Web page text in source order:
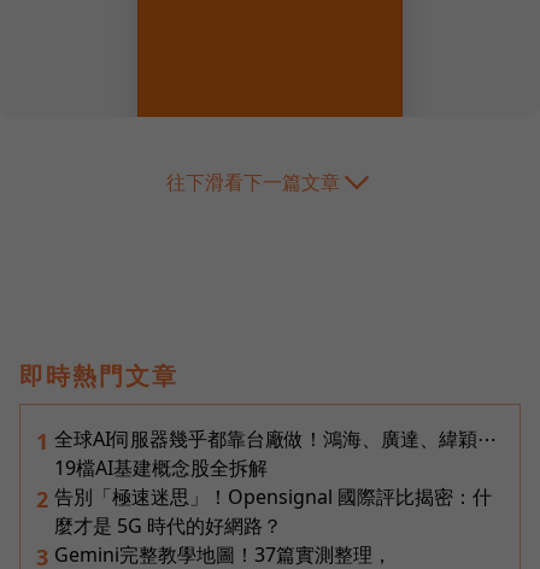
往下滑看下一篇文章
即時熱門文章
1 全球AI伺服器幾乎都靠台廠做！鴻海、廣達、緯穎⋯
19檔AI基建概念股全拆解
2 告別「極速迷思」！Opensignal 國際評比揭密：什
麼才是 5G 時代的好網路？
3 Gemini完整教學地圖！37篇實測整理，